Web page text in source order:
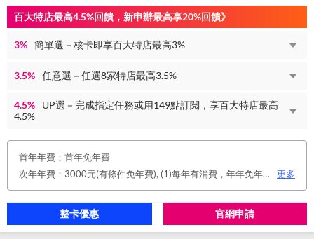
百大特店最高4.5%回饋，新申辦最高享20%回饋》
3% 簡單選－核卡即享百大特店最高3%
3.5% 任意選－任選8家特店最高3.5%
4.5%
UP選－完成指定任務或用149點訂閱，享百大特店最高
4.5%
首年年費：首年免年費
次年年費：3000元(有條件免年費), (1)每年有消費，年年免年費。或(2)同時使用玉山帳戶自動扣繳信用卡款及帳單e化期間享免年費優惠。
更多
整卡優惠 官網申請